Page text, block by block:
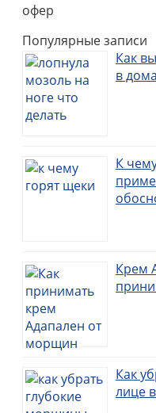
офер
Популярные записи
Как
в
К
Крем
Как
лице